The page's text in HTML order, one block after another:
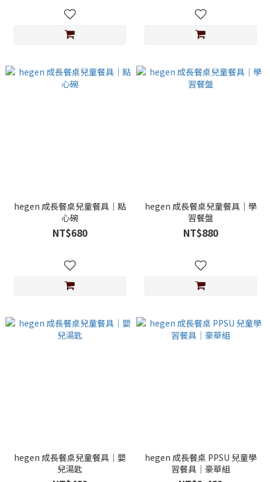
hegen 成長餐桌兒童餐具｜點
心碗
NT$680
hegen 成長餐桌兒童餐具｜學
習餐盤
NT$880
hegen 成長餐桌兒童餐具｜嬰
兒湯匙
hegen 成長餐桌 PPSU 兒童學
習餐具｜豪華組